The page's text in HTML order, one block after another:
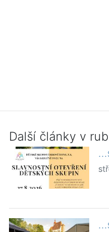
Další články v